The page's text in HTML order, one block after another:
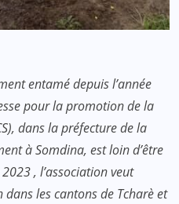
entamé depuis l’année
pour la promotion de la
dans la préfecture de la
à Somdina, est loin d’être
, l’association veut
les cantons de Tcharè et